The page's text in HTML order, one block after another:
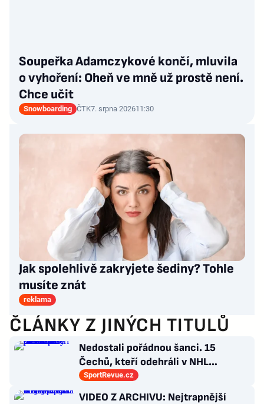
Soupeřka Adamczykové končí, mluvila
o vyhoření: Oheň ve mně už prostě není.
Chce učit
Snowboarding ČTK7. srpna 202611:30
Jak spolehlivě zakryjete šediny? Tohle
musíte znát
reklama
ČLÁNKY Z JINÝCH TITULŮ
Nedostali pořádnou šanci. 15
Čechů, kteří odehráli v NHL
maximálně dva zápasy
SportRevue.cz
VIDEO Z ARCHIVU: Nejtrapnější